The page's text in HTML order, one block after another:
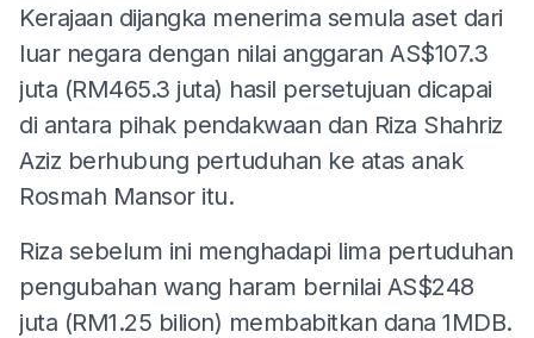
Kerajaan dijangka menerima semula aset dari
luar negara dengan nilai anggaran AS$107.3
juta (RM465.3 juta) hasil persetujuan dicapai
di antara pihak pendakwaan dan Riza Shahriz
Aziz berhubung pertuduhan ke atas anak
Rosmah Mansor itu.
Riza sebelum ini menghadapi lima pertuduhan
pengubahan wang haram bernilai AS$248
juta (RM1.25 bilion) membabitkan dana 1MDB.